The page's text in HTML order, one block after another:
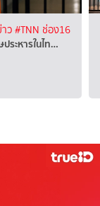
ว#TNN ช่อง16
ระหารในไท…